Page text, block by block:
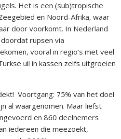
Het is een (sub)tropische
en Noord-Afrika, waar
door voorkomt. In Nederland
rupsen via
vooral in regio’s met veel
uil in kassen zelfs uitgroeien
Voortgang: 75% van het doel
al waargenomen. Maar liefst
en 860 deelnemers
iedereen die meezoekt,